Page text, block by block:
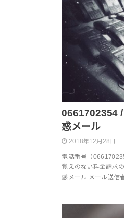
0661702354
惑メール
2018年12月28日
電話番号（
覚えのない料金請求
惑メール メール送信